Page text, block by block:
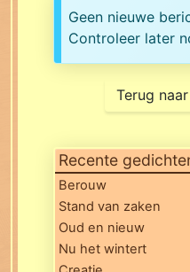
Recente
Berouw
Stand van zaken
Oud en nieuw
Nu het wintert
Geen nieuwe
Controleer later
Terug